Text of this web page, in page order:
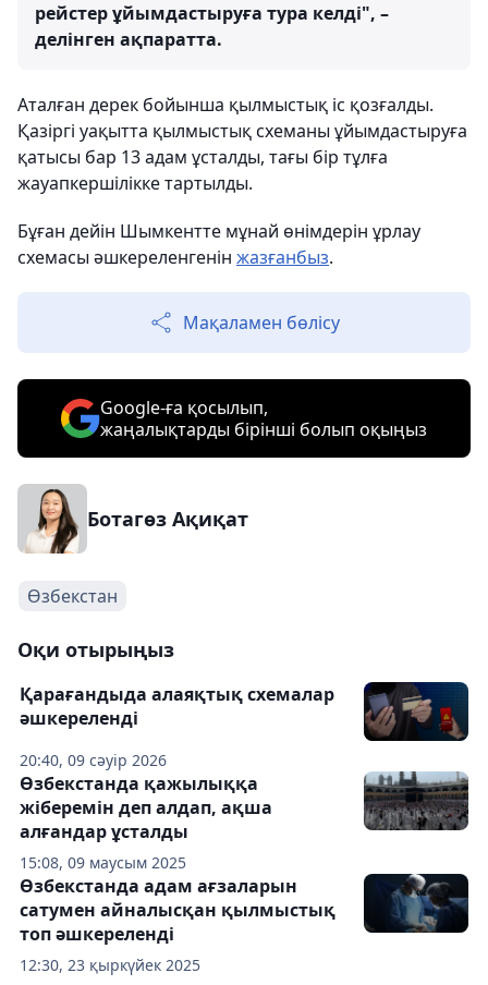
рейстер ұйымдастыруға тура келді", –
делінген ақпаратта.
Аталған дерек бойынша қылмыстық іс қозғалды.
Қазіргі уақытта қылмыстық схеманы ұйымдастыруға
қатысы бар 13 адам ұсталды, тағы бір тұлға
жауапкершілікке тартылды.
Бұған дейін Шымкентте мұнай өнімдерін ұрлау
схемасы әшкереленгенін жазғанбыз.
Мақаламен бөлісу
Google-ға қосылып,
жаңалықтарды бірінші болып оқыңыз
Ботагөз Ақиқат
Өзбекстан
Оқи отырыңыз
20:40, 09 сәуір 2026
Қарағандыда алаяқтық схемалар
әшкереленді
15:08, 09 маусым 2025
Өзбекстанда қажылыққа
жіберемін деп алдап, ақша
алғандар ұсталды
12:30, 23 қыркүйек 2025
Өзбекстанда адам ағзаларын
сатумен айналысқан қылмыстық
топ әшкереленді